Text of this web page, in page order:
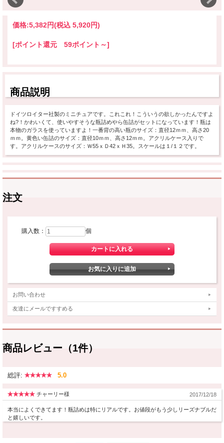
価格:5,382円(税込 5,920円)
[ポイント還元 59ポイント～]
商品説明
ドイツロイター社製のミニチュアです。これこれ！こういうの欲しかったんですよ
ね?！かわいくて、使いやすそうな瓶詰めやら缶詰がセットになっています！瓶は
本物のガラスを使っていますよ！一番背の高い瓶のサイズ：直径12ｍｍ、高さ20
ｍｍ。黄色い缶詰のサイズ：直径10ｍｍ、高さ12ｍｍ。アクリルケース入りで
す。アクリルケースのサイズ：Ｗ55ｘＤ42ｘＨ35。スケールは１/１２です。
注文
購入数： 個
お問い合わせ
友達にメールですすめる
商品レビュー（1件）
総評: 5.0
チャーリー様 2017/12/18
本当によくできてます！瓶詰めは特にリアルです。お値段がもう少しリーズナブルだ
と嬉しいです。